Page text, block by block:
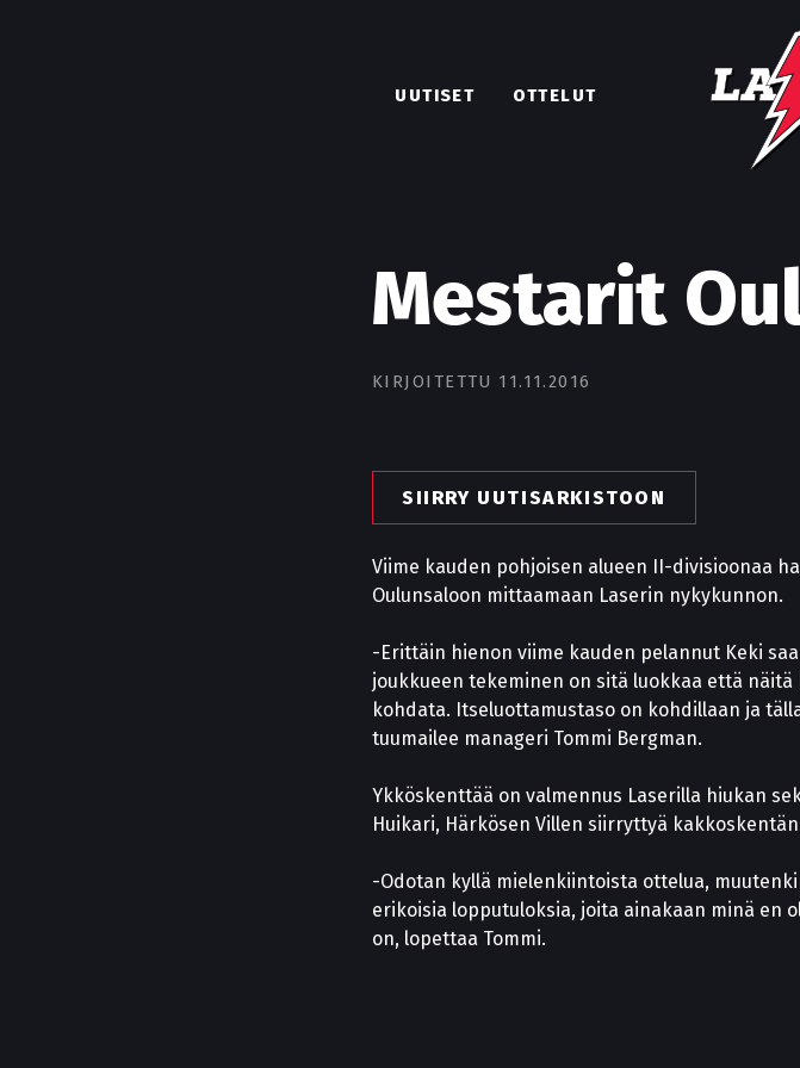
UUTISET OTTELUT
Mestarit
KIRJOITETTU 11.11.2016
SIIRRY UUTISARKISTOON
Viime kauden pohjoisen alueen II-divisioonaa
Oulunsaloon mittaamaan Laserin nykykunnon.
-Erittäin hienon viime kauden pelannut Keki
joukkueen tekeminen on sitä luokkaa että
kohdata. Itseluottamustaso on kohdillaan ja
tuumailee manageri Tommi Bergman.
Ykköskenttää on valmennus Laserilla hiukan
Huikari, Härkösen Villen siirryttyä
-Odotan kyllä mielenkiintoista ottelua,
erikoisia lopputuloksia, joita ainakaan minä en
on, lopettaa Tommi.